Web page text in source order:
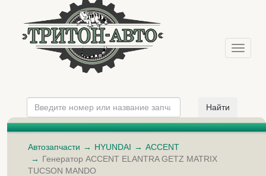
Меню
Автозапчасти HYUNDAI
ACCENT
Генератор ACCENT ELANTRA GETZ MATRIX
TUCSON MANDO